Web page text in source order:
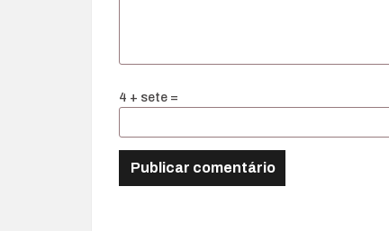
4 + sete =